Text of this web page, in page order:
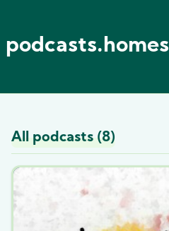
podcasts.homes
All podcasts (8)